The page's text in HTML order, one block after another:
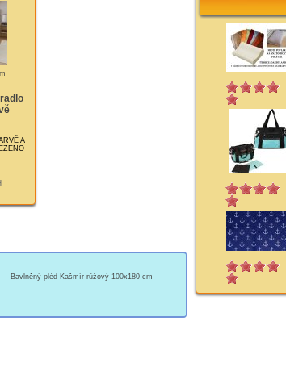
A
Bavlněný pléd Kašmír růžový 100x180 cm